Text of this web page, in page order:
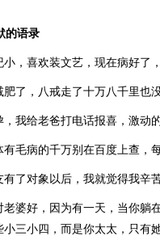
的语录
，喜欢装文艺，现在病好了
肥了，八戒走了十万八千里也
，我给老爸打电话报喜，激动
有毛病的千万别在百度上查，
了对象以后，我就觉得我辛
老婆好，因为有一天，当你躺
三小四，而是你太太，只有